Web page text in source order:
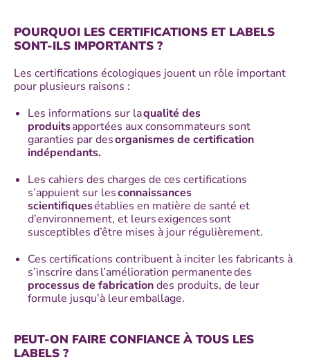
POURQUOI LES CERTIFICATIONS ET LABELS
SONT-ILS IMPORTANTS ?
Les certifications écologiques jouent un rôle important
pour plusieurs raisons :
Les informations sur laqualité des
produitsapportées aux consommateurs sont
garanties par desorganismes de certification
indépendants.
Les cahiers des charges de ces certifications
s’appuient sur lesconnaissances
scientifiquesétablies en matière de santé et
d’environnement, et leurs exigences sont
susceptibles d’être mises à jour régulièrement.
Ces certifications contribuent à inciter les fabricants à
s’inscrire dans l’amélioration permanentedes
processus de fabricationdes produits, de leur
formule jusqu’à leur emballage.
PEUT-ON FAIRE CONFIANCE À TOUS LES
LABELS ?